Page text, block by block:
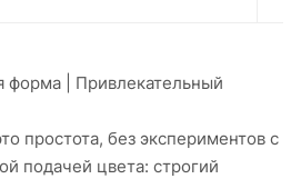
форма | Привлекательный
простота, без экспериментов с
подачей цвета: строгий